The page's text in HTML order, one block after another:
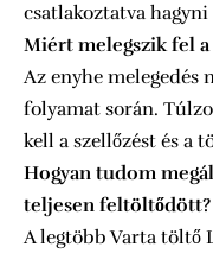
csatlakoztatva hagyni
Miért melegszik fel
Az enyhe melegedés
folyamat során.
kell a szellőzést és a
Hogyan tudom
teljesen feltöltődött?
A legtöbb Varta töltő